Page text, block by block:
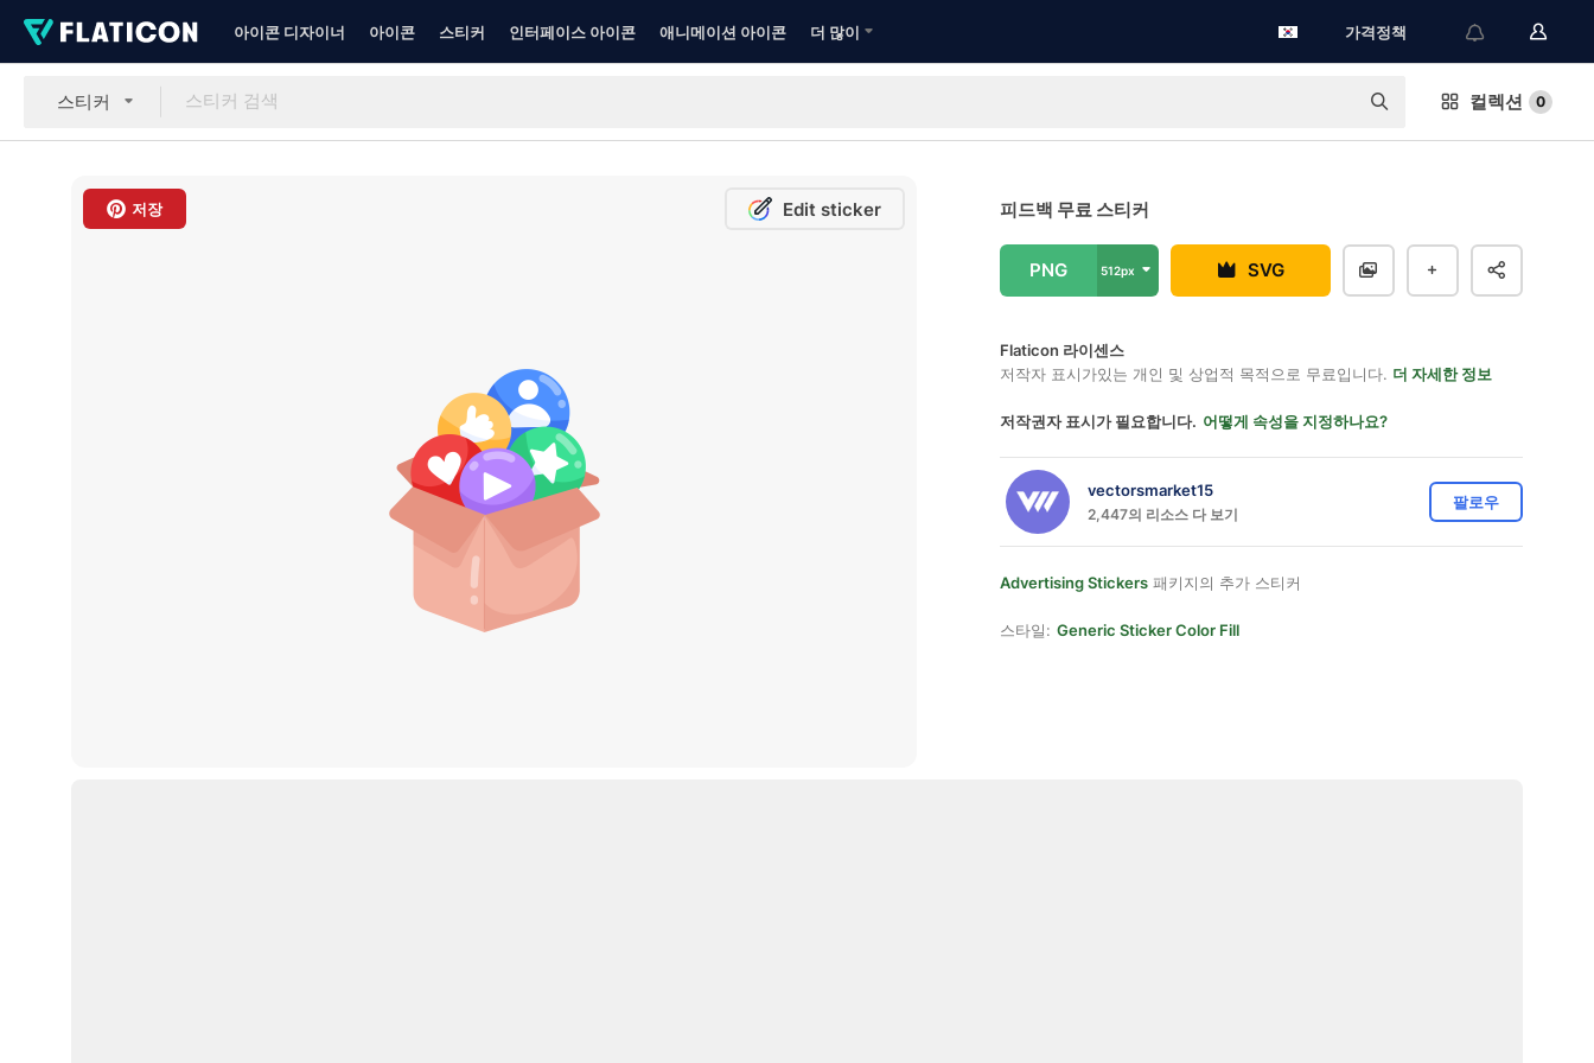
아이콘 디자이너 아이콘 스티커 인터페이스 아이콘 애니메이션 아이콘 더 많이 가격정책
스티커 컬렉션 0
저장 Edit sticker 피드백 무료 스티커
PNG 512px SVG
Flaticon 라이센스
저작자 표시가있는 개인 및 상업적 목적으로 무료입니다. 더 자세한 정보
저작권자 표시가 필요합니다. 어떻게 속성을 지정하나요?
vectorsmarket15
2,447의 리소스 다 보기
팔로우
Advertising Stickers 패키지의 추가 스티커
스타일: Generic Sticker Color Fill